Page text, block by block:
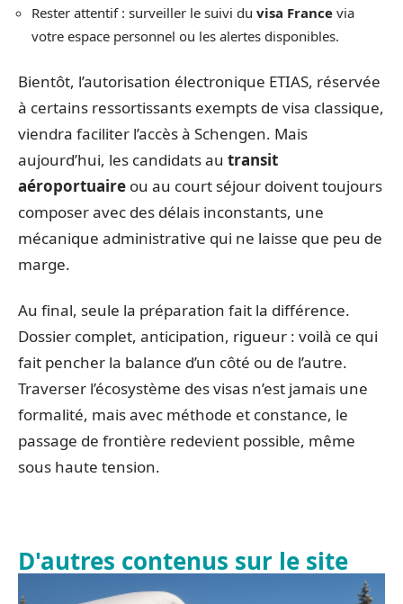
Rester attentif : surveiller le suivi du visa France via
votre espace personnel ou les alertes disponibles.
Bientôt, l’autorisation électronique ETIAS, réservée
à certains ressortissants exempts de visa classique,
viendra faciliter l’accès à Schengen. Mais
aujourd’hui, les candidats au transit
aéroportuaire ou au court séjour doivent toujours
composer avec des délais inconstants, une
mécanique administrative qui ne laisse que peu de
marge.
Au final, seule la préparation fait la différence.
Dossier complet, anticipation, rigueur : voilà ce qui
fait pencher la balance d’un côté ou de l’autre.
Traverser l’écosystème des visas n’est jamais une
formalité, mais avec méthode et constance, le
passage de frontière redevient possible, même
sous haute tension.
D'autres contenus sur le site